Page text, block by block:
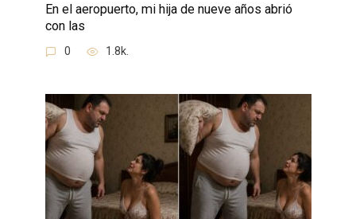
En el aeropuerto, mi hija de nueve años abrió
con las
0 1.8k.